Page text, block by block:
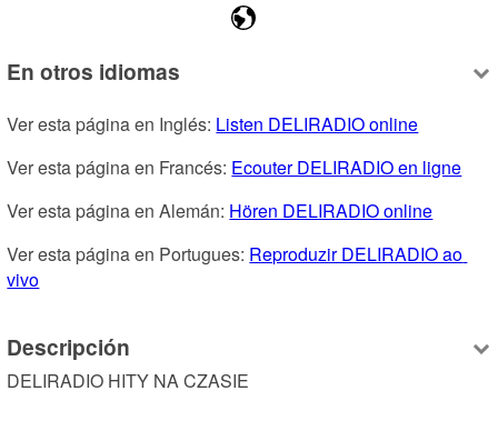
En otros idiomas
Ver esta página en Inglés: Listen DELIRADIO online
Ver esta página en Francés: Ecouter DELIRADIO en ligne
Ver esta página en Alemán: Hören DELIRADIO online
Ver esta página en Portugues: Reproduzir DELIRADIO ao
vivo
Descripción
DELIRADIO HITY NA CZASIE